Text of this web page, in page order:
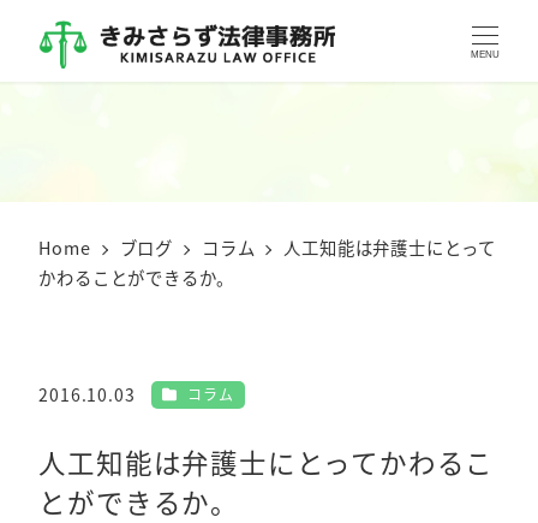
MENU
Home ブログ コラム
人工知能は弁護士にとって
かわることができるか。
人工知能は弁護士にとってかわるこ
とができるか。
投稿日
2016.10.03 カテゴリー
コラム